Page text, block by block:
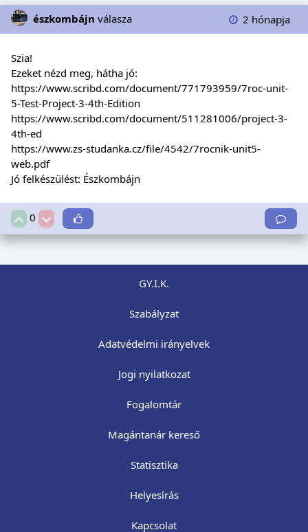
észkombájn válasza 2 hónapja
Szia!
Ezeket nézd meg, hátha jó:
https://www.scribd.com/document/771793959/7roc-unit-
5-Test-Project-3-4th-Edition
https://www.scribd.com/document/511281006/project-3-
4th-ed
https://www.zs-studanka.cz/file/4542/7rocnik-unit5-
web.pdf
Jó felkészülést: Észkombájn
0
GY.I.K.
Szabályzat
Adatvédelmi irányelvek
Jogi nyilatkozat
Fogalomtár
Magántanár kereső
Statisztika
Helyesírás
Kapcsolat